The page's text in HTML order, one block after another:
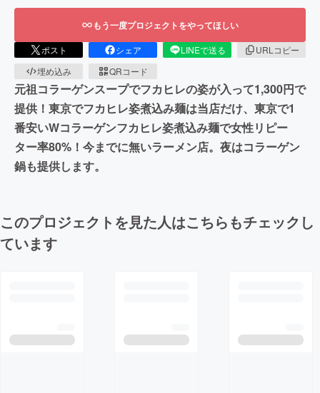
もう一度プロジェクトをやってほしい
ポスト シェア LINEで送る
URLコピー
埋め込み
QRコード
元祖コラーゲンスープでフカヒレの姿が入って1,300円で
提供！東京でフカヒレ姿煮込み麺は当店だけ、東京で1
番安いWコラーゲンフカヒレ姿煮込み麺で女性リピー
ター率80%！今までに無いラーメン店。夜はコラーゲン
鍋も提供します。
このプロジェクトを見た人はこちらもチェックし
ています